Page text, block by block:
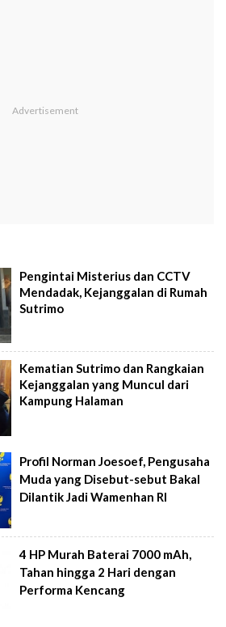
Pengintai Misterius dan CCTV
Mendadak, Kejanggalan di Rumah
Sutrimo
Kematian Sutrimo dan Rangkaian
Kejanggalan yang Muncul dari
Kampung Halaman
Profil Norman Joesoef, Pengusaha
Muda yang Disebut-sebut Bakal
Dilantik Jadi Wamenhan RI
4 HP Murah Baterai 7000 mAh,
Tahan hingga 2 Hari dengan
Performa Kencang